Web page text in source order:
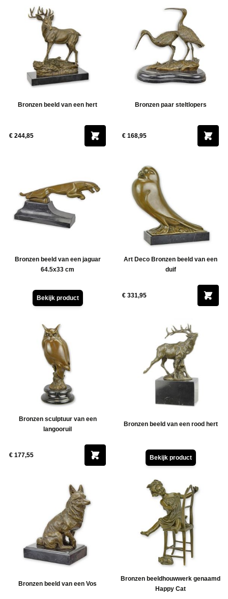
Bronzen beeld van een hert
€ 244,85
Bronzen paar steltlopers
€ 168,95
Bronzen beeld van een jaguar
64.5x33 cm
Bekijk product
Art Deco Bronzen beeld van een
duif
€ 331,95
Bronzen sculptuur van een
langooruil
€ 177,55
Bronzen beeld van een rood hert
Bekijk product
Bronzen beeld van een Vos
Bronzen beeldhouwwerk genaamd
Happy Cat